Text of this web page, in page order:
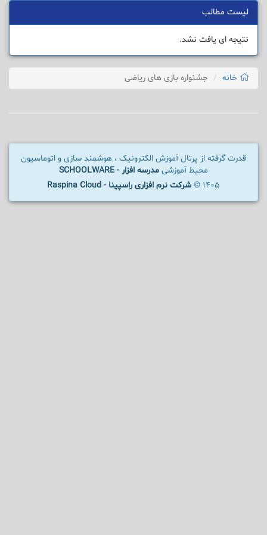
لیست مطالب
نتیجه ای یافت نشد.
خانه جشنواره بازی های ریاضی
قدرت گرفته از پرتال آموزش الکترونیک ، هوشمند سازی و اتوماسیون
محیط آموزشی مدرسه افزار - SCHOOLWARE
1405 ©
شرکت نرم افزاری راسپینا - Raspina Cloud